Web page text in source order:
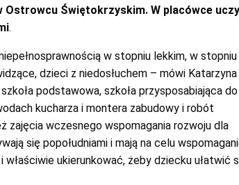
Świętokrzyskim. W placówce
.
w stopniu lekkim, w stopniu
dzieci z niedosłuchem – mówi Katarzyna
podstawowa, szkoła przysposabiająca do
kucharza i montera zabudowy i robót
wczesnego wspomagania rozwoju dla
się popołudniami i mają na celu
ukierunkować, żeby dziecku ułatwić